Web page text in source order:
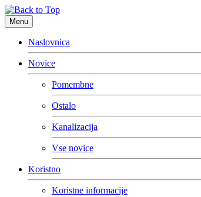
Menu
Naslovnica
Novice
Pomembne
Ostalo
Kanalizacija
Vse novice
Koristno
Koristne informacije